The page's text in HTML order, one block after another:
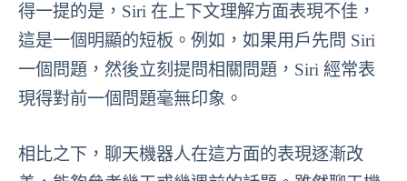
得一提的是，Siri 在上下文理解方面表現不佳，
這是一個明顯的短板。例如，如果用戶先問 Siri
一個問題，然後立刻提問相關問題，Siri 經常表
現得對前一個問題毫無印象。
相比之下，聊天機器人在這方面的表現逐漸改